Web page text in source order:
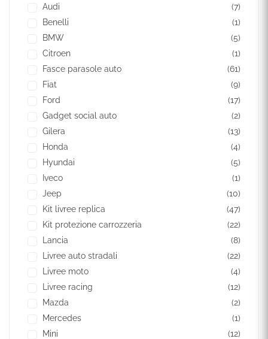
Audi
(7)
Benelli
(1)
BMW
(5)
Citroen
(1)
Fasce parasole auto
(61)
Fiat
(9)
Ford
(17)
Gadget social auto
(2)
Gilera
(13)
Honda
(4)
Hyundai
(5)
Iveco
(1)
Jeep
(10)
Kit livree replica
(47)
Kit protezione carrozzeria
(22)
Lancia
(8)
Livree auto stradali
(22)
Livree moto
(4)
Livree racing
(12)
Mazda
(2)
Mercedes
(1)
Mini
(12)